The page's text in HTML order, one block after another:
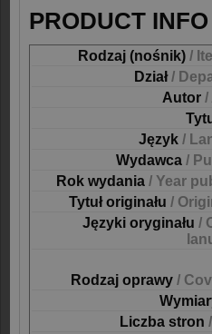
PRODUCT
Rodzaj (nośnik) /
Dział/
Autor /
Język /
Wydawca /
Rok wydania / Year
Tytuł originału /
Języki oryginału /
Rodzaj oprawy /
Liczba stron